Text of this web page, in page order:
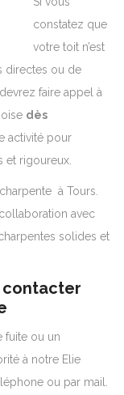
constatez que
votre toit n’est
directes ou de
faire appel à
dès
activité pour
et rigoureux.
à Tours.
avec
solides et
contacter
fuite ou un
à notre Elie
ou par mail.